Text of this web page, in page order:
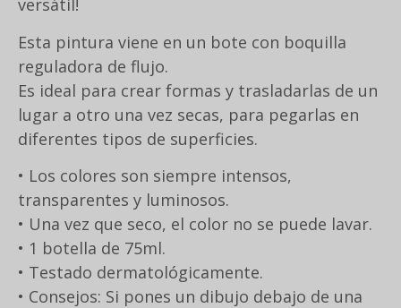
versátil!
Esta pintura viene en un bote con boquilla
reguladora de flujo.
Es ideal para crear formas y trasladarlas de un
lugar a otro una vez secas, para pegarlas en
diferentes tipos de superficies.
• Los colores son siempre intensos,
transparentes y luminosos.
• Una vez que seco, el color no se puede lavar.
• 1 botella de 75ml.
• Testado dermatológicamente.
• Consejos: Si pones un dibujo debajo de una